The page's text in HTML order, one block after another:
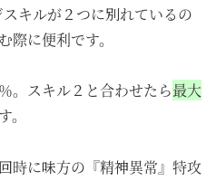
キルが２つに別れているの
際に便利です。
。スキル２と合わせたら最大
。
時に味方の『精神異常』特攻